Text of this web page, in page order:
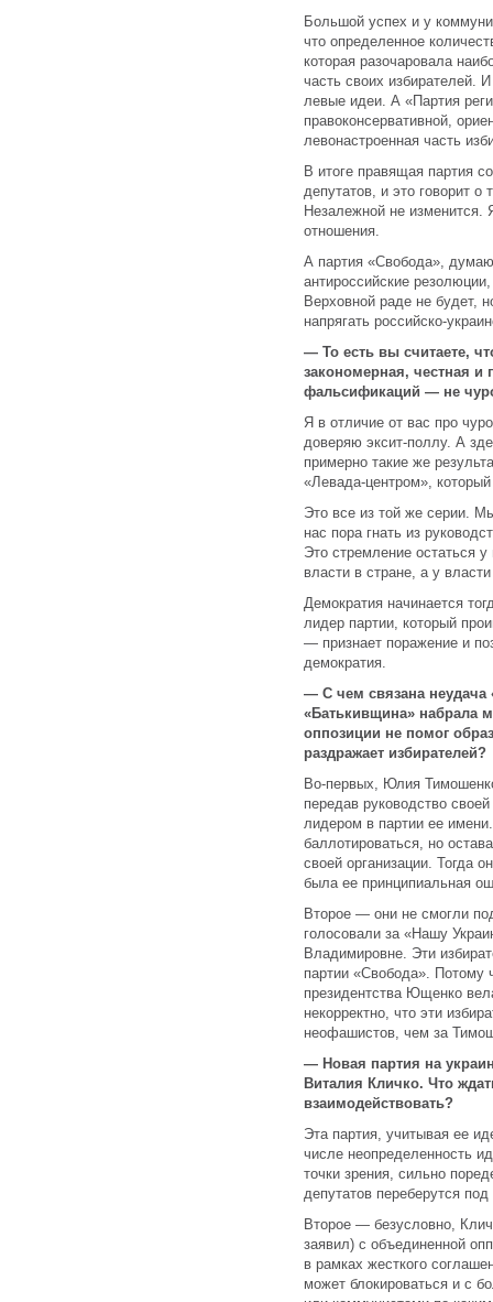
Большой успех и у
что определенное
которая разочаровала
часть своих избирателей.
левые идеи. А «Партия
правоконсервативной,
левонастроенная часть
В итоге правящая партия
депутатов, и это говорит о
Незалежной не изменится.
отношения.
А партия «Свобода»,
антироссийские
Верховной раде не будет,
напрягать российско-
— То есть вы считаете,
закономерная, честная и
фальсификаций — не
Я в отличие от вас про
доверяю эксит-поллу. А
примерно такие же
«Левада-центром»,
Это все из той же серии.
нас пора гнать из
Это стремление остаться
власти в стране, а у
Демократия начинается
лидер партии, который
— признает поражение и
демократия.
— С чем связана
«Батькивщина» набрала
оппозиции не помог
раздражает избирателей?
Во-первых, Юлия
передав руководство
лидером в партии ее
баллотироваться, но
своей организации. Тогда
была ее принципиальная
Второе — они не смогли
голосовали за «Нашу
Владимировне. Эти
партии «Свобода».
президентства Ющенко
некорректно, что эти
неофашистов, чем за
— Новая партия на
Виталия Кличко. Что
взаимодействовать?
Эта партия, учитывая ее
числе неопределенность
точки зрения, сильно
депутатов переберутся
Второе — безусловно,
заявил) с объединенной
в рамках жесткого
может блокироваться и с